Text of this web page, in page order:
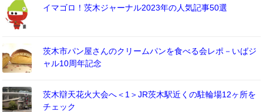
イマゴロ！茨木ジャーナル2023年の人気記事50選
茨木市パン屋さんのクリームパンを食べる会レポ－いばジ
ャル10周年記念
茨木辯天花火大会へ＜1＞JR茨木駅近くの駐輪場12ヶ所を
チェック